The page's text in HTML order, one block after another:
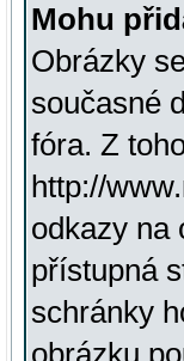
Mohu
Obrázky
současné
fóra. Z
http://
odkazy na
přístupná
schránky
obrázku